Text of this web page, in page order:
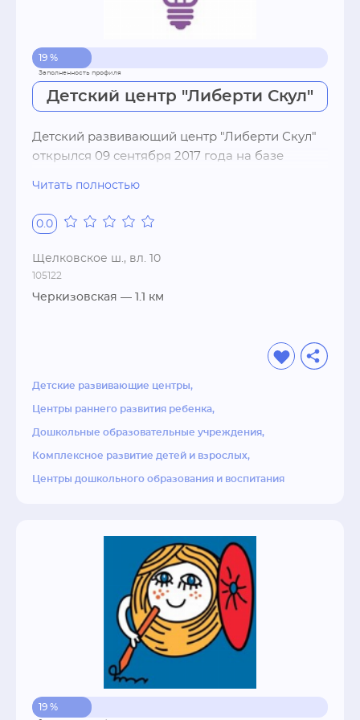
19 %
Детский центр "Либерти Скул"
Детский развивающий центр "Либерти Скул"
открылся 09 сентября 2017 года на базе
педагогами по раннему и дошкольному
развитию, квалифицированными
психологами, лингвистами, которые твердо
верят в себя и свое дело При поддержке ГАУК
"Измайловский парк".
воспитания и развития ребенка, делая это со
всем теплом и любовью, имеющимися у нас
внутри.
И, конечно же, мы хотим сделать мир вокруг
лучше, чем он был вчера, глубоко погружаясь
Читать полностью
0.0
Щелковское ш., вл. 10
105122
Черкизовская — 1.1 км
Детские развивающие центры
Центры раннего развития ребенка
Дошкольные образовательные учреждения
Комплексное развитие детей и взрослых
Центры дошкольного образования и воспитания
19 %